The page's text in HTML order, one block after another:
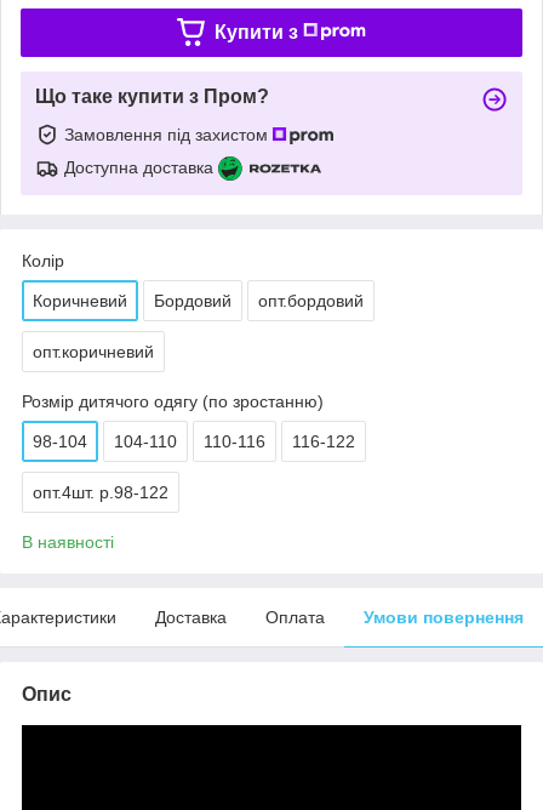
Купити з
Що таке купити з Пром?
Замовлення під захистом
Доступна доставка
Колір
Коричневий Бордовий опт.бордовий
опт.коричневий
Розмір дитячого одягу (по зростанню)
98-104 104-110 110-116 116-122
опт.4шт. р.98-122
В наявності
Доставка Оплата Умови повернення
Опис